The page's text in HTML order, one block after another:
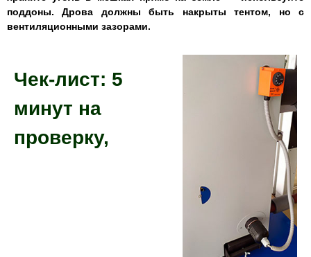
поддоны. Дрова должны быть накрыты тентом, но с
вентиляционными зазорами.
Чек-лист: 5
минут на
проверку,